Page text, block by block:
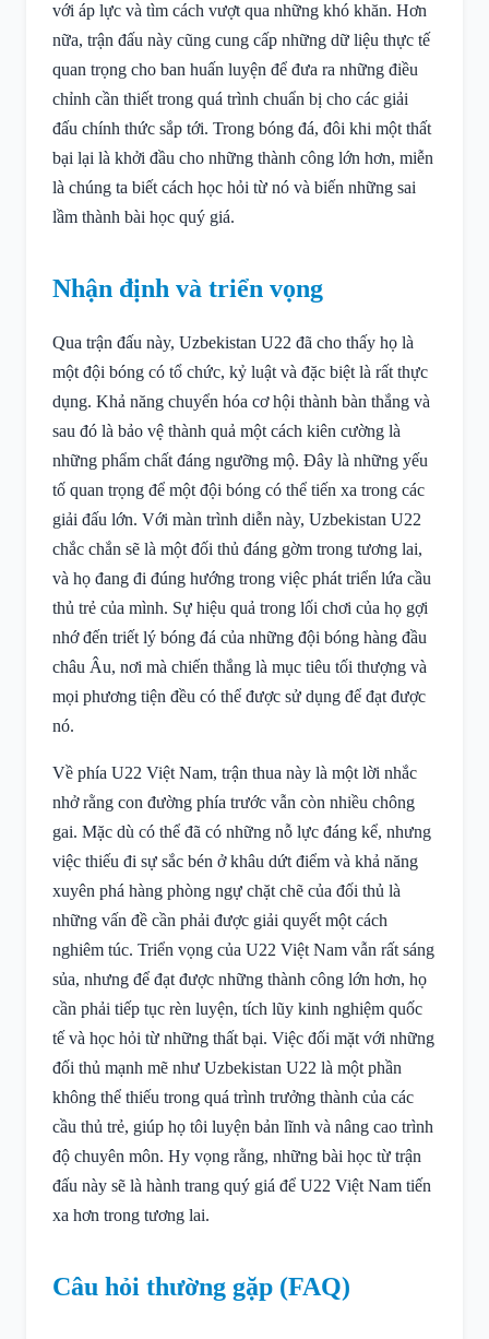
với áp lực và tìm cách vượt qua những khó khăn. Hơn
nữa, trận đấu này cũng cung cấp những dữ liệu thực tế
quan trọng cho ban huấn luyện để đưa ra những điều
chỉnh cần thiết trong quá trình chuẩn bị cho các giải
đấu chính thức sắp tới. Trong bóng đá, đôi khi một thất
bại lại là khởi đầu cho những thành công lớn hơn, miễn
là chúng ta biết cách học hỏi từ nó và biến những sai
lầm thành bài học quý giá.
Nhận định và triển vọng
Qua trận đấu này, Uzbekistan U22 đã cho thấy họ là
một đội bóng có tổ chức, kỷ luật và đặc biệt là rất thực
dụng. Khả năng chuyển hóa cơ hội thành bàn thắng và
sau đó là bảo vệ thành quả một cách kiên cường là
những phẩm chất đáng ngưỡng mộ. Đây là những yếu
tố quan trọng để một đội bóng có thể tiến xa trong các
giải đấu lớn. Với màn trình diễn này, Uzbekistan U22
chắc chắn sẽ là một đối thủ đáng gờm trong tương lai,
và họ đang đi đúng hướng trong việc phát triển lứa cầu
thủ trẻ của mình. Sự hiệu quả trong lối chơi của họ gợi
nhớ đến triết lý bóng đá của những đội bóng hàng đầu
châu Âu, nơi mà chiến thắng là mục tiêu tối thượng và
mọi phương tiện đều có thể được sử dụng để đạt được
nó.
Về phía U22 Việt Nam, trận thua này là một lời nhắc
nhở rằng con đường phía trước vẫn còn nhiều chông
gai. Mặc dù có thể đã có những nỗ lực đáng kể, nhưng
việc thiếu đi sự sắc bén ở khâu dứt điểm và khả năng
xuyên phá hàng phòng ngự chặt chẽ của đối thủ là
những vấn đề cần phải được giải quyết một cách
nghiêm túc. Triển vọng của U22 Việt Nam vẫn rất sáng
sủa, nhưng để đạt được những thành công lớn hơn, họ
cần phải tiếp tục rèn luyện, tích lũy kinh nghiệm quốc
tế và học hỏi từ những thất bại. Việc đối mặt với những
đối thủ mạnh mẽ như Uzbekistan U22 là một phần
không thể thiếu trong quá trình trưởng thành của các
cầu thủ trẻ, giúp họ tôi luyện bản lĩnh và nâng cao trình
độ chuyên môn. Hy vọng rằng, những bài học từ trận
đấu này sẽ là hành trang quý giá để U22 Việt Nam tiến
xa hơn trong tương lai.
Câu hỏi thường gặp (FAQ)